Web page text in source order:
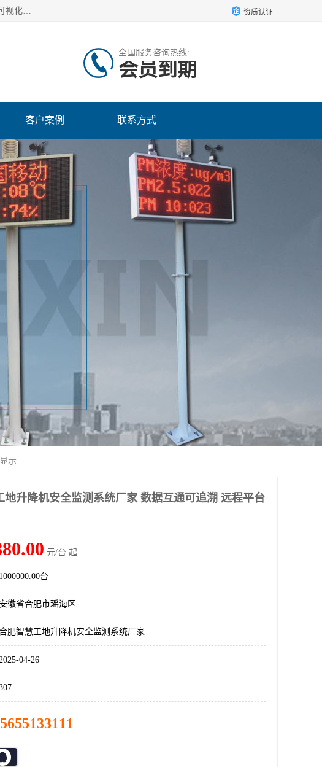
安徽赛芙智能科技有限公司是一家主营智慧化工地解决方案的企业，主营产品有：塔机安全监测系统、塔吊黑匣子、吊钩可视化、吊钩可视化系统、塔机安全监控系统、塔机黑匣子等。创建至今始终关注用户需求，为用户提供有的产品和服务。 资质认证
全国服务咨询热线:
会员到期
客户案例 联系方式
示
地升降机安全监测系统厂家 数据互通可追溯 远程平台
元/台 起
1000000.00台
安徽省合肥市瑶海区
肥智慧工地升降机安全监测系统厂家
04-26